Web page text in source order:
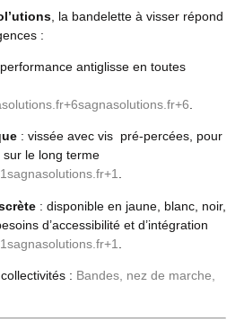
, la bandelette à visser répond
:
antiglisse en toutes
+6sagnasolutions.fr+6
: vissée avec vis pré-percées, pour
le long terme
sagnasolutions.fr+1.
: disponible en jaune, blanc, noir,
d’accessibilité et d’intégration
sagnasolutions.fr+1
: Bandes, nez de marche,